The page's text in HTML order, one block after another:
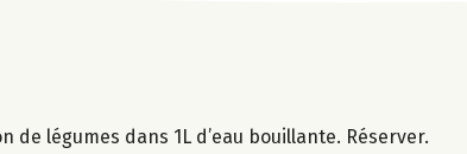
de légumes dans 1L d’eau bouillante. Réserver.